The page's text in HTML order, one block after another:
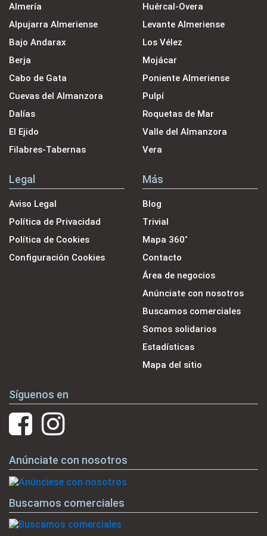
Almería
Alpujarra Almeriense
Bajo Andarax
Berja
Cabo de Gata
Cuevas del Almanzora
Dalías
El Ejido
Filabres-Tabernas
Huércal-Overa
Levante Almeriense
Los Vélez
Mojácar
Poniente Almeriense
Pulpí
Roquetas de Mar
Valle del Almanzora
Vera
Legal
Aviso Legal
Política de Privacidad
Política de Cookies
Configuración Cookies
Más
Blog
Trivial
Mapa 360˚
Contacto
Área de negocios
Anúnciate con nosotros
Buscamos comerciales
Somos solidarios
Estadísticas
Mapa del sitio
Síguenos en
Anúnciate con nosotros
Buscamos comerciales